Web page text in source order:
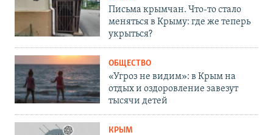
Письма крымчан. Что-то стало
меняться в Крыму: где же теперь
укрыться?
ОБЩЕСТВО
«Угроз не видим»: в Крым на
отдых и оздоровление завезут
тысячи детей
КРЫМ